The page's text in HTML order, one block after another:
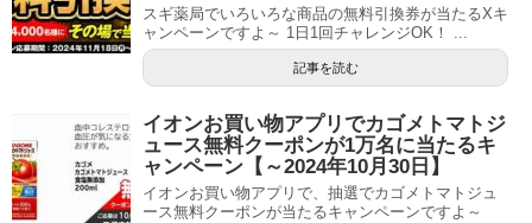
スギ薬局でいろいろな商品の無料引換券が当たるXキ
ャンペーンですよ～ 1日1回チャレンジOK！ ...
記事を読む
イオンお買い物アプリでカゴメトマトジ
ュース無料クーポンが1万名に当たるキ
ャンペーン【～2024年10月30日】
イオンお買い物アプリで、抽選でカゴメトマトジュ
ース無料クーポンが当たるキャンペーンですよ～